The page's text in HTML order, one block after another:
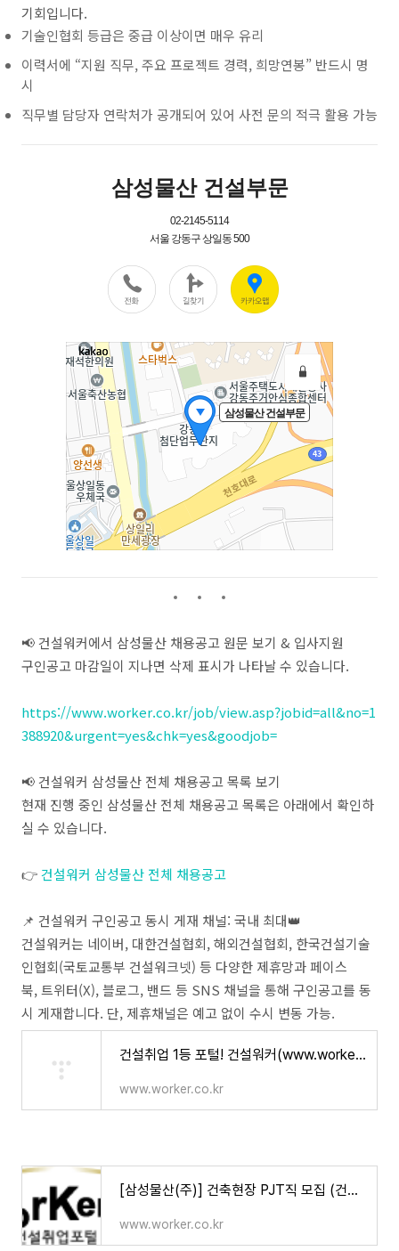
기회입니다.
기술인협회 등급은 중급 이상이면 매우 유리
이력서에 “지원 직무, 주요 프로젝트 경력, 희망연봉” 반드시 명
시
직무별 담당자 연락처가 공개되어 있어 사전 문의 적극 활용 가능
📢 건설워커에서 삼성물산 채용공고 원문 보기 & 입사지원
구인공고 마감일이 지나면 삭제 표시가 나타날 수 있습니다.
https://www.worker.co.kr/job/view.asp?jobid=all&no=1
388920&urgent=yes&chk=yes&goodjob=
📢 건설워커 삼성물산 전체 채용공고 목록 보기
현재 진행 중인 삼성물산 전체 채용공고 목록은 아래에서 확인하
실 수 있습니다.
👉건설워커 삼성물산 전체 채용공고
📌 건설워커 구인공고 동시 게재 채널: 국내 최대👑
건설워커는 네이버, 대한건설협회, 해외건설협회, 한국건설기술
인협회(국토교통부 건설워크넷) 등 다양한 제휴망과 페이스
북, 트위터(X), 블로그, 밴드 등 SNS 채널을 통해 구인공고를 동
시 게재합니다. 단, 제휴채널은 예고 없이 수시 변동 가능.
건설취업 1등 포털! 건설워커(www.worker.co.kr) :: 건설 부동산 건축 토목 인테리어 기계 전기 설비 설
www.worker.co.kr
[삼성물산(주)] 건축현장 PJT직 모집 (건축/기계/전기/소방/공무/보건관리직) (마감일 : 채용시) -
www.worker.co.kr